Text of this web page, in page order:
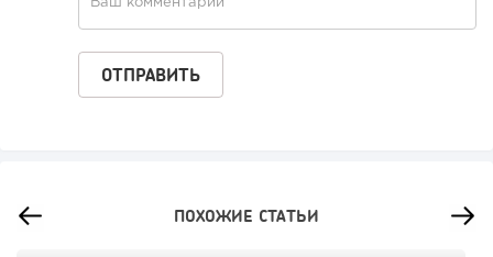
ПОХОЖИЕ СТАТЬИ